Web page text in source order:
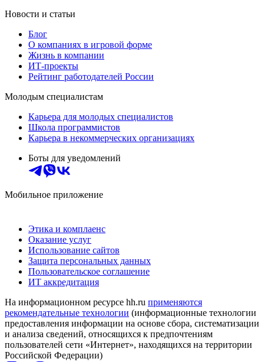
Новости и статьи
Блог
О компаниях в игровой форме
Жизнь в компании
ИТ-проекты
Рейтинг работодателей России
Молодым специалистам
Карьера для молодых специалистов
Школа программистов
Карьера в некоммерческих организациях
Боты для уведомлений
Мобильное приложение
Этика и комплаенс
Оказание услуг
Использование сайтов
Защита персональных данных
Пользовательское соглашение
ИТ аккредитация
На информационном ресурсе hh.ru применяются
рекомендательные технологии (информационные технологии
предоставления информации на основе сбора, систематизации
и анализа сведений, относящихся к предпочтениям
пользователей сети «Интернет», находящихся на территории
Российской Федерации)